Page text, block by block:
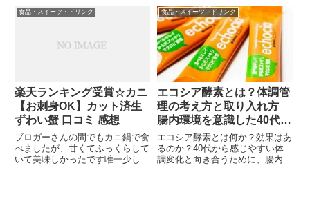
要視この青汁は、九州で育った
ています。 黒糖ときなこを加え
り味が楽しめる新しい調味料につ
いて、特徴や使い方、口コミまで
詳しく紹介していきます！【まと
め買い2本セット】 mizka...
食品・スイーツ・ドリンク
楽天ランキング受賞☆カニ
【お刺身OK】カット済生
ずわい蟹 口コミ 感想
ブロガーさんの間でもカニ鍋で食
べましたが、甘くてふっくらして
いて美味しかったです唯一少し残
食品・スイーツ・ドリンク
エコシア酵素とは？体調管
理の考え方と取り入れ方
腸内環境を意識した40代か
らのコンディションケア完
全ガイド
エコシア酵素とは何か？効果はあ
るのか？40代から感じやすい体
調変化と向き合うために、腸内環